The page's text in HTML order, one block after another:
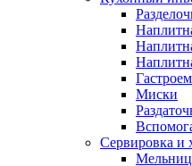
Миски
Сервировка и